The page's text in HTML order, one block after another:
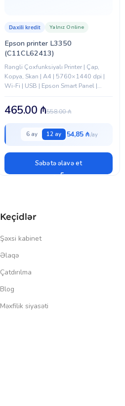
Epson printer L3350
(C11CL62413)
Daxili kredit Yalnız Online
Rəngli Çoxfunksiyalı Printer | Çap,
Kopya, Skan | A4 | 5760×1440 dpi |
Wi-Fi | USB | Epson Smart Panel |
558.00₼
465.00 ₼
6 ay 12 ay 54,85 ₼
Səbətə əlavə et
Keçidlər
Şəxsi kabinet
Əlaqə
Çatdırılma
Blog
Məxfilik siyasəti